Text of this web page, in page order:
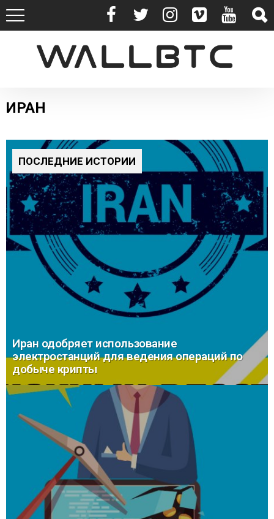
ИРАН
ПОСЛЕДНИЕ ИСТОРИИ
Иран одобряет использование
электростанций для ведения операций по
добыче крипты